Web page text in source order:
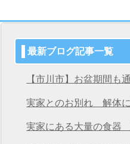
最新ブログ記事一覧
【市川市】お盆期間も
付け・不用品回収は桜
実家とのお別れ 解体
桜サービス市川店
実家にある大量の食